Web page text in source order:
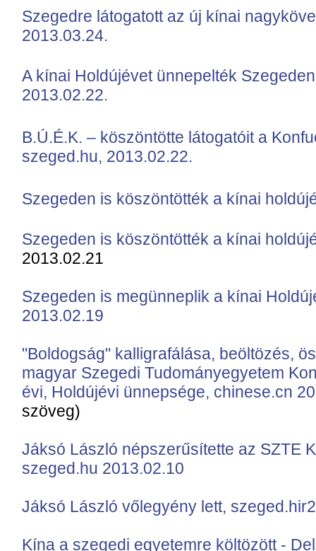
Szegedre látogatott az új kínai
2013.03.24.
A kínai Holdújévet ünnepelték
2013.02.22.
B.Ú.É.K. – köszöntötte látogatóit a
szeged.hu, 2013.02.22.
Szegeden is köszöntötték a kínai
Szegeden is köszöntötték a kínai
2013.02.21
Szegeden is megünneplik a kínai
2013.02.19
"Boldogság" kalligrafálása, beöltözés,
magyar Szegedi Tudományegyetem
évi, Holdújévi ünnepsége, chinese.cn
szöveg)
Jáksó László népszerűsítette az SZTE
szeged.hu 2013.02.10
Jáksó László vőlegyény lett,
Kína a szegedi egyetemre költözött -